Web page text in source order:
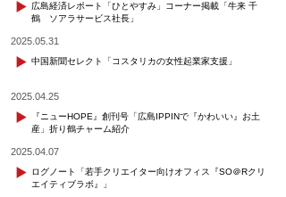
広島経済レポート「ひとやすみ」コーナー掲載「牛来 千
鶴 ソアラサービス社長」
2025.05.31
中国新聞セレクト「コスタリカの女性起業家支援」
2025.04.25
『ニューHOPE』創刊号「広島IPPINで『かわいい』お土
産」折り鶴チャーム紹介
2025.04.07
ログノート「若手クリエイター向けオフィス『SO＠Rクリ
エイティブラボ』」